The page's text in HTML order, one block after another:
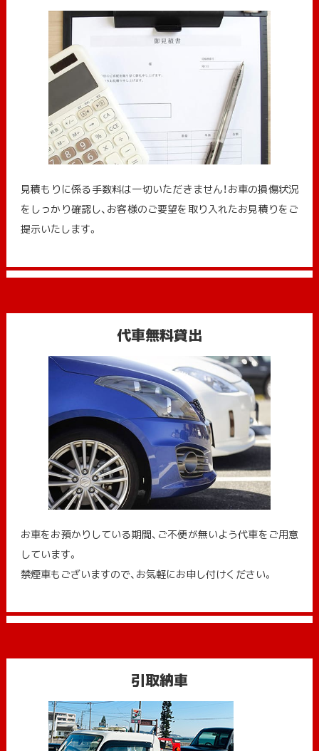
見積もりに係る手数料は一切いただきません！お車の損傷状況
をしっかり確認し、お客様のご要望を取り入れたお見積りをご
提示いたします。
代車無料貸出
お車をお預かりしている期間、ご不便が無いよう代車をご用意
しています。
禁煙車もございますので、お気軽にお申し付けください。
引取納車